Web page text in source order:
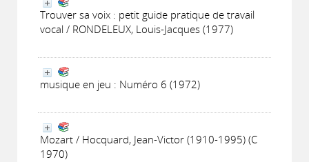
Trouver sa voix : petit guide pratique de travail
vocal / RONDELEUX, Louis-Jacques (1977)
musique en jeu : Numéro 6 (1972)
Mozart / Hocquard, Jean-Victor (1910-1995) (C
1970)